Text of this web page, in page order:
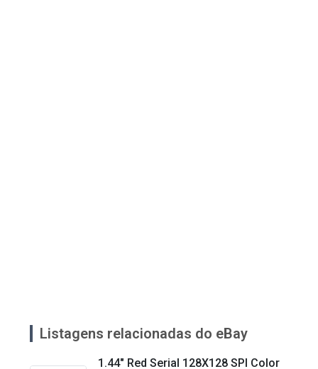
Listagens relacionadas do eBay
1.44" Red Serial 128X128 SPI Color